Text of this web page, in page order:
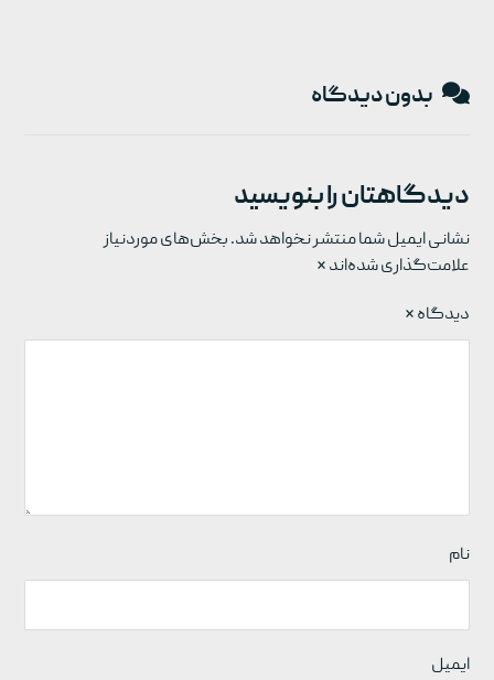
بدون دیدگاه
دیدگاهتان را بنویسید
نشانی ایمیل شما منتشر نخواهد شد.بخش‌های موردنیاز
علامت‌گذاری شده‌اند*
دیدگاه*
نام
ایمیل